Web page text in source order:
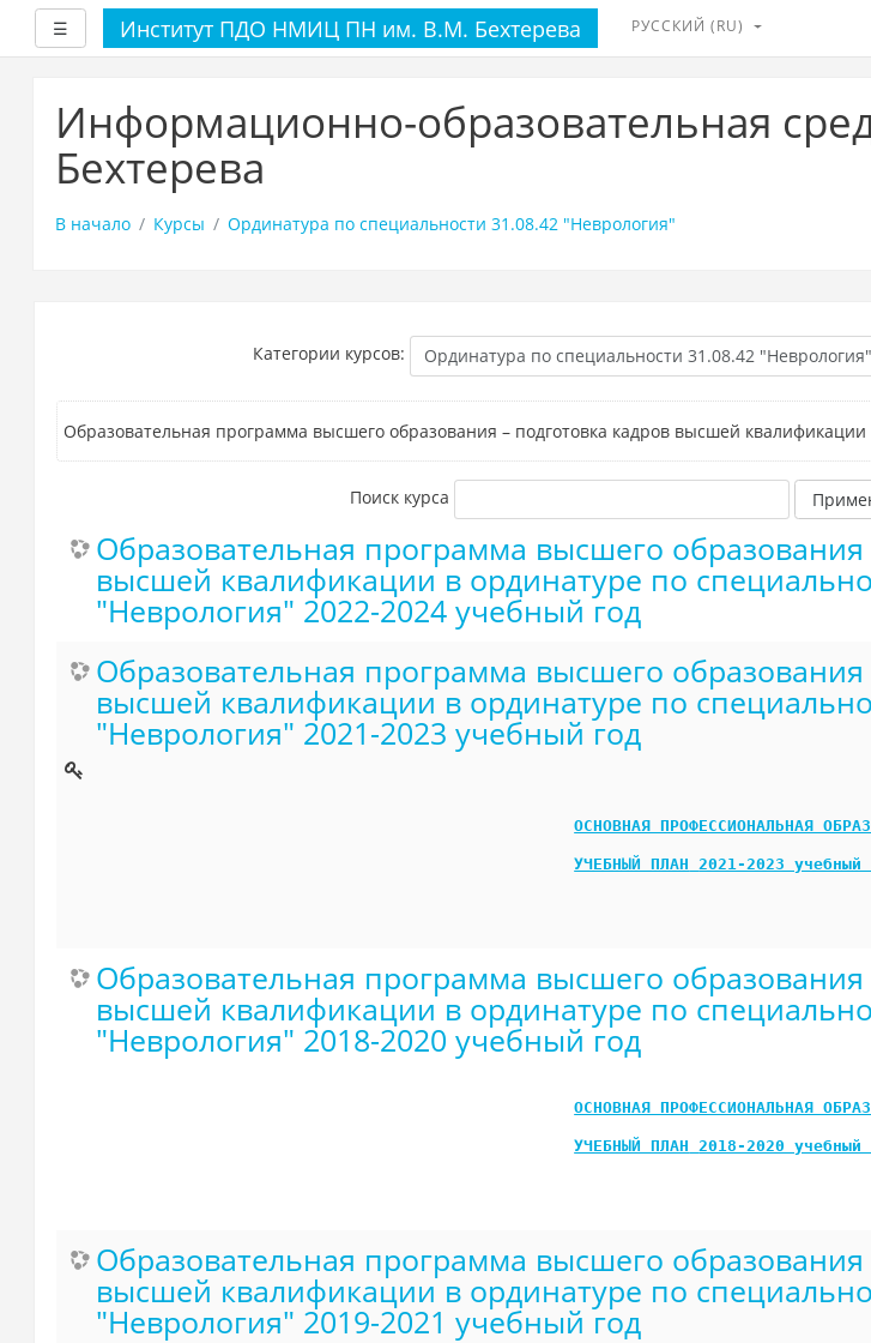
основному
☰ РазвернутьИнститут ПДО НМИЦ ПН им. В.М. Бехтерева РУССКИЙ ‎(RU)‎
Информационно-образовательная
Бехтерева
В начало Курсы Ординатура по специальности 31.08.42 "Неврология"
Категории курсов:
Образовательная программа высшего образования – подготовка кадров высшей квалификации
Поиск курса
Образовательная программа высшего образования
высшей квалификации в ординатуре по
"Неврология" 2022-2024 учебный год
Образовательная программа высшего образования
высшей квалификации в ординатуре по
"Неврология" 2021-2023 учебный год
ОСНОВНАЯ ПРОФЕССИОНАЛЬНАЯ
УЧЕБНЫЙ ПЛАН 2021-2023 учебный
Образовательная программа высшего образования
высшей квалификации в ординатуре по
"Неврология" 2018-2020 учебный год
ОСНОВНАЯ ПРОФЕССИОНАЛЬНАЯ
УЧЕБНЫЙ ПЛАН 2018-2020 учебный
Образовательная программа высшего образования
высшей квалификации в ординатуре по
"Неврология" 2019-2021 учебный год